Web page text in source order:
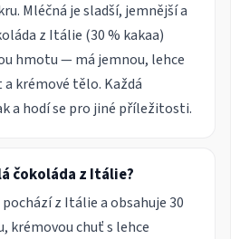
Mléčná je sladší, jemnější a
z Itálie (30 % kakaa)
hmotu — má jemnou, lehce
krémové tělo. Každá
a hodí se pro jiné příležitosti.
čokoláda z Itálie?
pochází z Itálie a obsahuje 30
krémovou chuť s lehce